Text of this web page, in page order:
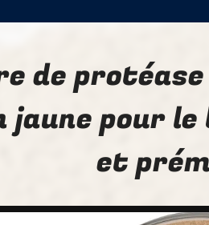
de
jaune pour
et